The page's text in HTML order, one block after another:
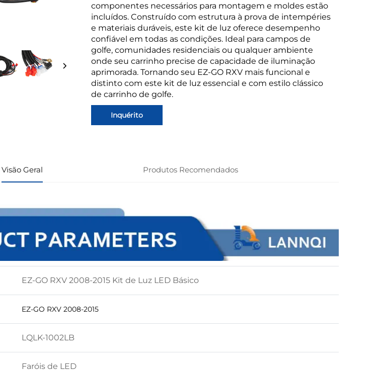
componentes necessários para montagem e moldes estão
incluídos. Construído com estrutura à prova de intempéries
e materiais duráveis, este kit de luz oferece desempenho
confiável em todas as condições. Ideal para campos de
golfe, comunidades residenciais ou qualquer ambiente
onde seu carrinho precise de capacidade de iluminação
aprimorada. Tornando seu EZ-GO RXV mais funcional e
distinto com este kit de luz essencial e com estilo clássico
de carrinho de golfe.
Inquérito
Visão Geral Produtos Recomendados
EZ-GO RXV 2008-2015 Kit de Luz LED Básico
EZ-GO RXV 2008-2015
LQLK-1002LB
Faróis de LED